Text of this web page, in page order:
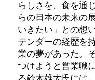
らしさを、食を通
らの日本の未来の
いきたい」との想
テンダーの経歴を
業の夢があった。
つけようと営業職
る鈴木雄太氏には